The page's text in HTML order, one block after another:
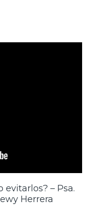
evitarlos? – Psa.
Herrera